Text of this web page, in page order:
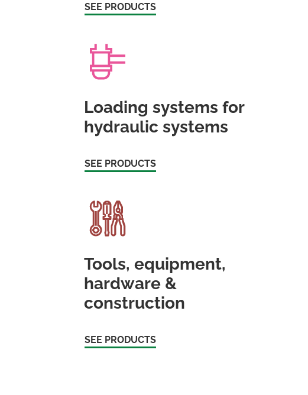
SEE PRODUCTS
Loading systems for
hydraulic systems
SEE PRODUCTS
Tools, equipment,
hardware &
construction
SEE PRODUCTS